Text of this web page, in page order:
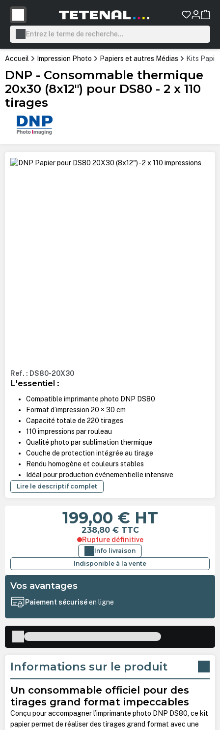
principal
Accueil Impression Photo Papiers et autres Médias Kits
DNP - Consommable thermique
20x30 (8x12") pour DS80 - 2 x 110
tirages
Ignorer la galerie d'images
Ref. : DS80-20X30
L'essentiel :
Compatible imprimante photo DNP DS80
Format d’impression 20 × 30 cm
Capacité totale de 220 tirages
110 impressions par rouleau
Qualité photo par sublimation thermique
Couche de protection intégrée au tirage
Rendu homogène et couleurs stables
Idéal pour production événementielle intensive
Lire le descriptif complet
199,00 € HT
238,80 € TTC
Rupture définitive
Info livraison
Indisponible à la vente
Vos avantages
Paiement sécuriséen ligne
Informations sur le produit
Un consommable officiel pour des
tirages grand format impeccables
Conçu pour accompagner l’imprimante photo DNP DS80, ce kit
papier permet de réaliser des tirages grand format avec une